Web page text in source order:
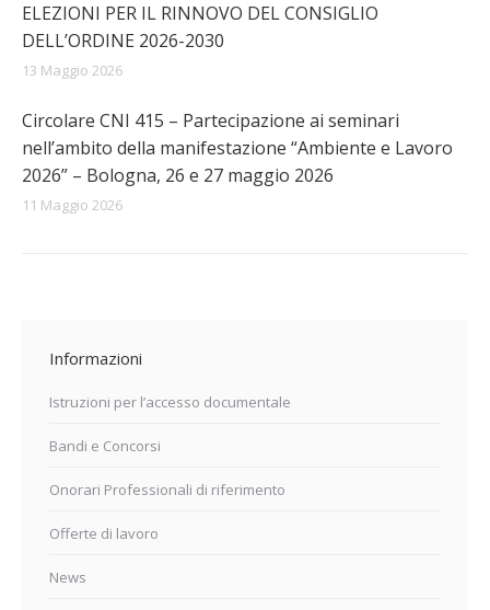
ELEZIONI PER IL RINNOVO DEL CONSIGLIO
DELL’ORDINE 2026-2030
13 Maggio 2026
Circolare CNI 415 – Partecipazione ai seminari
nell’ambito della manifestazione “Ambiente e Lavoro
2026” – Bologna, 26 e 27 maggio 2026
11 Maggio 2026
Informazioni
Istruzioni per l’accesso documentale
Bandi e Concorsi
Onorari Professionali di riferimento
Offerte di lavoro
News